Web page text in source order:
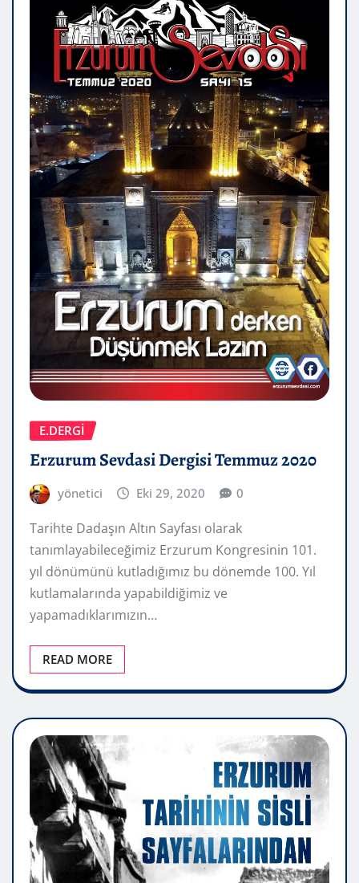
E.DERGİ
Erzurum Sevdasi Dergisi Temmuz 2020
yönetici Eki 29, 2020 0
Tarihte Dadaşın Altın Sayfası olarak
tanımlayabileceğimiz Erzurum Kongresinin 101.
yıl dönümünü kutladığımız bu dönemde 100. Yıl
kutlamalarında yapabildiğimiz ve
yapamadıklarımızın…
READ MORE